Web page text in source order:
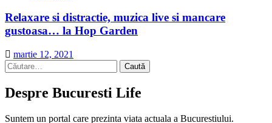
Relaxare si distractie, muzica live si mancare
gustoasa… la Hop Garden
martie 12, 2021
Caută
după:
Despre Bucuresti Life
Suntem un portal care prezinta viata actuala a Bucurestiului.